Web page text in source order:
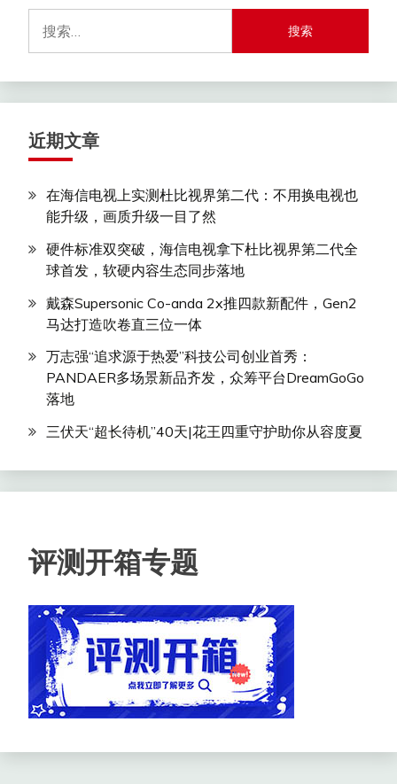
索：
近期文章
在海信电视上实测杜比视界第二代：不用换电视也
能升级，画质升级一目了然
硬件标准双突破，海信电视拿下杜比视界第二代全
球首发，软硬内容生态同步落地
戴森Supersonic Co-anda 2x推四款新配件，Gen2
马达打造吹卷直三位一体
万志强“追求源于热爱”科技公司创业首秀：
PANDAER多场景新品齐发，众筹平台DreamGoGo
落地
三伏天“超长待机”40天|花王四重守护助你从容度夏
评测开箱专题